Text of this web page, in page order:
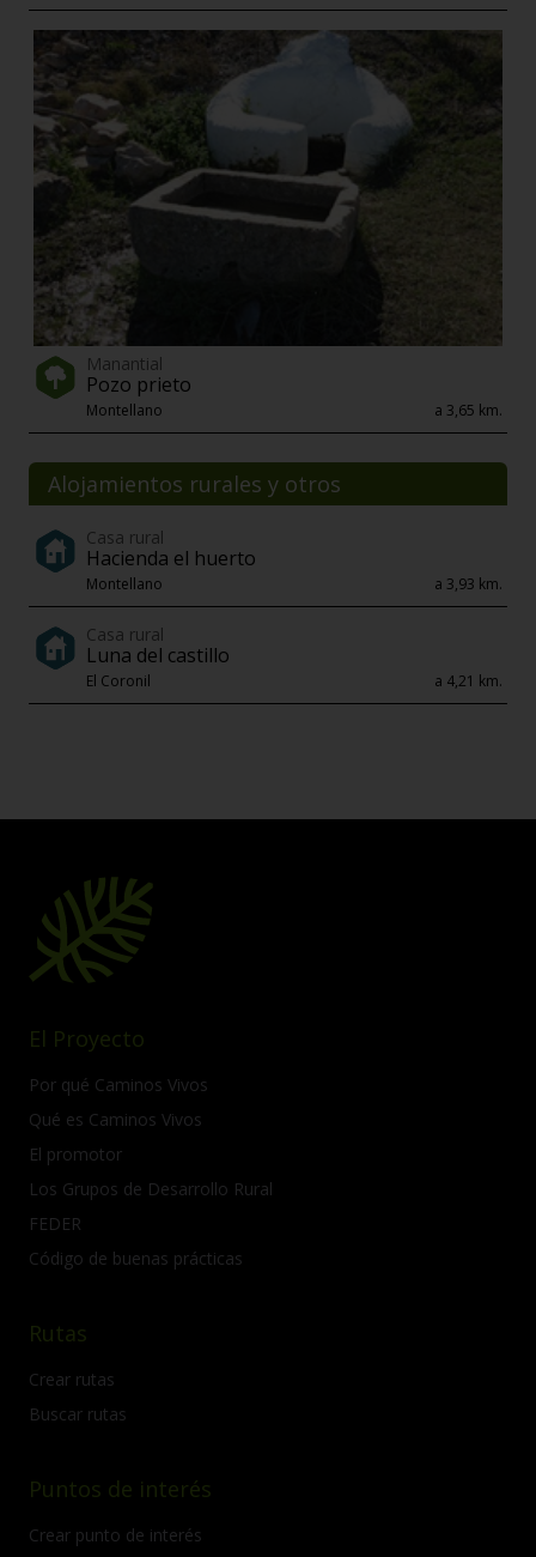
Manantial
Pozo prieto
Montellano a 3,65 km.
Alojamientos rurales y otros
Casa rural
Hacienda el huerto
Montellano a 3,93 km.
Casa rural
Luna del castillo
El Coronil a 4,21 km.
El Proyecto
Por qué Caminos Vivos
Qué es Caminos Vivos
El promotor
Los Grupos de Desarrollo Rural
FEDER
Código de buenas prácticas
Rutas
Crear rutas
Buscar rutas
Puntos de interés
Crear punto de interés